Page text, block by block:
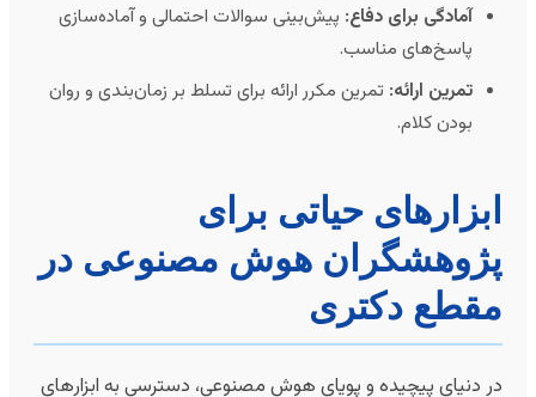
آمادگی برای دفاع: پیش‌بینی سوالات احتمالی و آماده‌سازی
پاسخ‌های مناسب.
تمرین ارائه: تمرین مکرر ارائه برای تسلط بر زمان‌بندی و روان
بودن کلام.
حیاتی برای
هوش مصنوعی در
دکتری
دنیای پیچیده و پویای هوش مصنوعی، دسترسی به ابزارهای